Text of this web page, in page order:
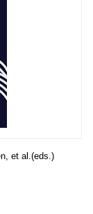
et al.(eds.)